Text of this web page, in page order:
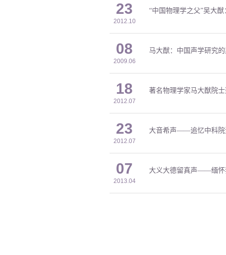
23
2012.10
“中国物理学之父”吴大
08
2009.06
马大猷：中国声学研究
18
2012.07
著名物理学家马大猷院
23
2012.07
大音希声——追忆中科院
07
2013.04
大义大德留真声——缅怀